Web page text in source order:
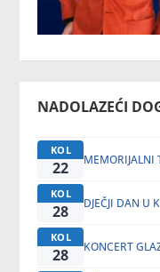
NADOLAZEĆI
KOL
22 MEMORIJALNI
KOL
28 DJEČJI DAN U
KOL
28 KONCERT